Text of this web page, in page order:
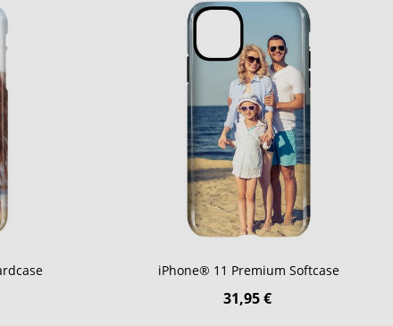
iPhone® 11 Premium Softcase
31,95 €